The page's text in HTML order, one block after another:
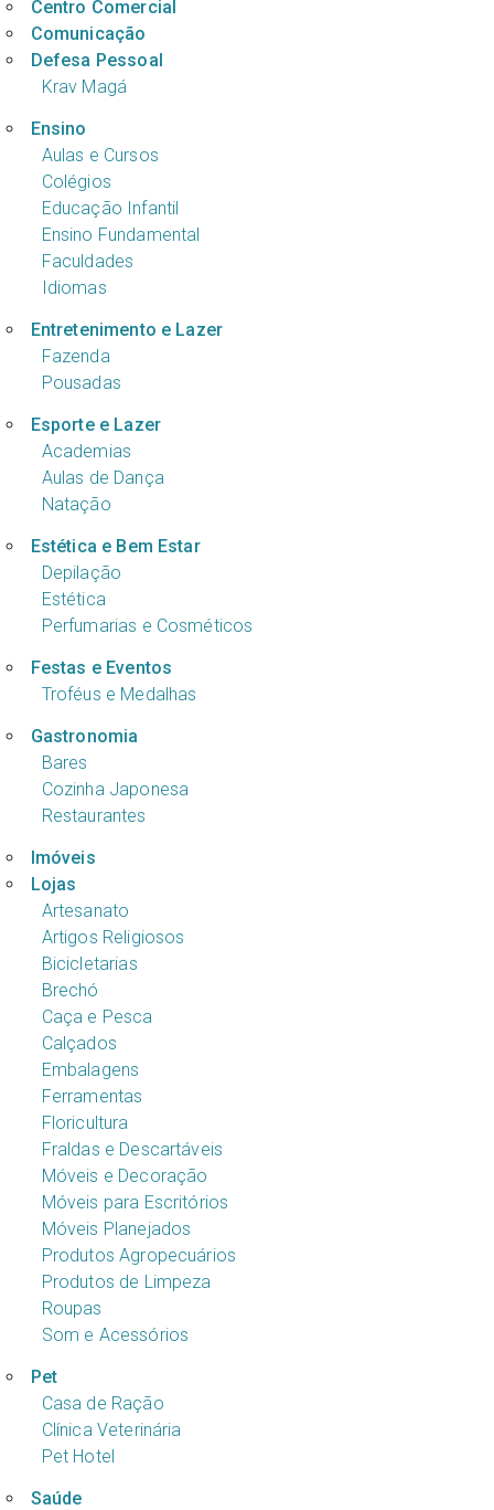
Centro Comercial
Comunicação
Defesa Pessoal
Krav Magá
Ensino
Aulas e Cursos
Colégios
Educação Infantil
Ensino Fundamental
Faculdades
Idiomas
Entretenimento e Lazer
Fazenda
Pousadas
Esporte e Lazer
Academias
Aulas de Dança
Natação
Estética e Bem Estar
Depilação
Estética
Perfumarias e Cosméticos
Festas e Eventos
Troféus e Medalhas
Gastronomia
Bares
Cozinha Japonesa
Restaurantes
Imóveis
Lojas
Artesanato
Artigos Religiosos
Bicicletarias
Brechó
Caça e Pesca
Calçados
Embalagens
Ferramentas
Floricultura
Fraldas e Descartáveis
Móveis e Decoração
Móveis para Escritórios
Móveis Planejados
Produtos Agropecuários
Produtos de Limpeza
Roupas
Som e Acessórios
Pet
Casa de Ração
Clínica Veterinária
Pet Hotel
Saúde